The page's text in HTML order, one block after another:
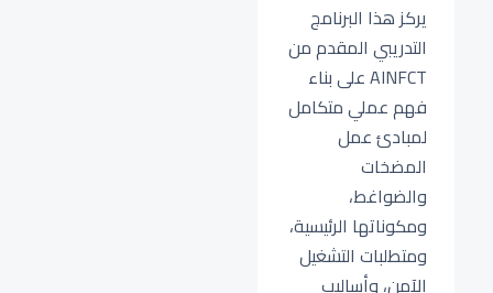
يركز هذا البرنامج
التدريبي المقدم من
AINFCT على بناء
فهم عملي متكامل
لمبادئ عمل
المضخات
والضواغط،
ومكوناتها الرئيسية،
ومتطلبات التشغيل
الآمن، وأساليب